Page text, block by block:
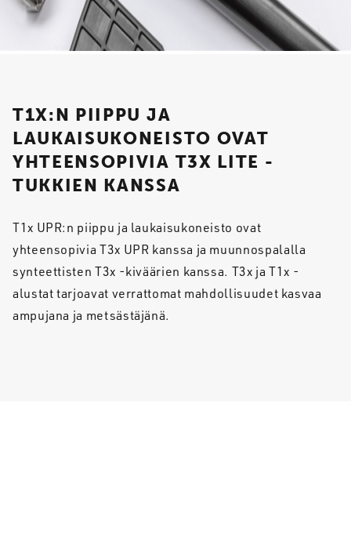
T1X:N PIIPPU JA
LAUKAISUKONEISTO OVAT
YHTEENSOPIVIA T3X LITE -
TUKKIEN KANSSA
T1x UPR:n piippu ja laukaisukoneisto ovat
yhteensopivia T3x UPR kanssa ja muunnospalalla
synteettisten T3x -kiväärien kanssa. T3x ja T1x -
alustat tarjoavat verrattomat mahdollisuudet kasvaa
ampujana ja metsästäjänä.